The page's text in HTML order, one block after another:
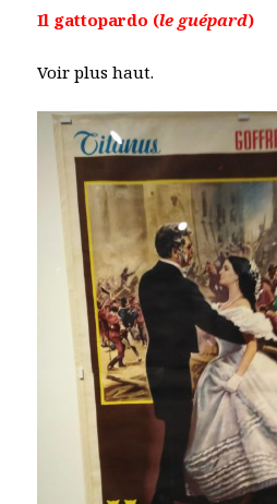
Il gattopardo (le guépard)
Voir plus haut.